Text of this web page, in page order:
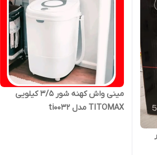
مینی واش کهنه شور ۳/۵ کیلویی
TITOMAX مدل ti0032